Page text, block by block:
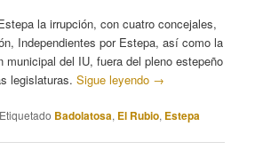
la irrupción, con cuatro concejales,
Independientes por Estepa, así como la
municipal del IU, fuera del pleno estepeño
legislaturas.Sigue leyendo →
Etiquetado Badolatosa, El Rubio, Estepa